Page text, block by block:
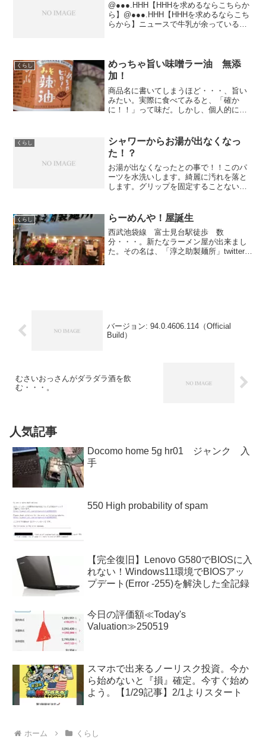
@●●●.HHH【HHHを求めるならこちらか
ら】@●●●.HHH【HHHを求めるならこち
らから】ニュースで牛乳が余っているよ
くらし
めっちゃ旨い味噌ラー油 無添
加！
商品名に書いてしまうほど・・・、旨い
みたい。実際に食べてみると、「確か
に！！」って味だ。しかし、個人的に
は、味噌ラー油！それ以外に万能なのが
食べるらーゆですかね！！ ホ...
くらし
シャワーからお湯が出なくなっ
た！？
お湯が出なくなったとの事で！！このパ
ーツを水洗いします。綺麗に汚れを落と
します。グリップを固定することないく
使えてます。交換する数万円～数十万か
かるらしい。近所の水道屋...
くらし らーめんや！屋誕生
西武池袋線 富士見台駅徒歩 数
分・・・。新たなラーメン屋が出来まし
た。その名は、「淳之助製麺所」twitterは
バージョン: 94.0.4606.114（Official
Build）
むさいおっさんがダラダラ酒を飲
む・・・。
人気記事
Docomo home 5g hr01 ジャンク 入
手
550 High probability of spam
【完全復旧】Lenovo G580でBIOSに入
れない！Windows11環境でBIOSアッ
プデート(Error -255)を解決した全記録
今日の評価額≪Today's
Valuation≫250519
スマホで出来るノーリスク投資。今か
ら始めないと『損』確定。今すぐ始め
よう。【1/29記事】2/1よりスタート
ホーム くらし